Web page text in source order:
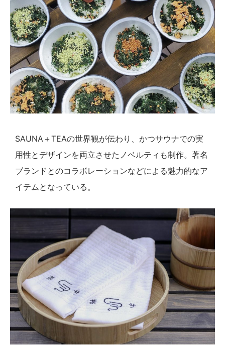
SAUNA＋TEAの世界観が伝わり、かつサウナでの実
用性とデザインを両立させたノベルティも制作。著名
ブランドとのコラボレーションなどによる魅力的なア
イテムとなっている。